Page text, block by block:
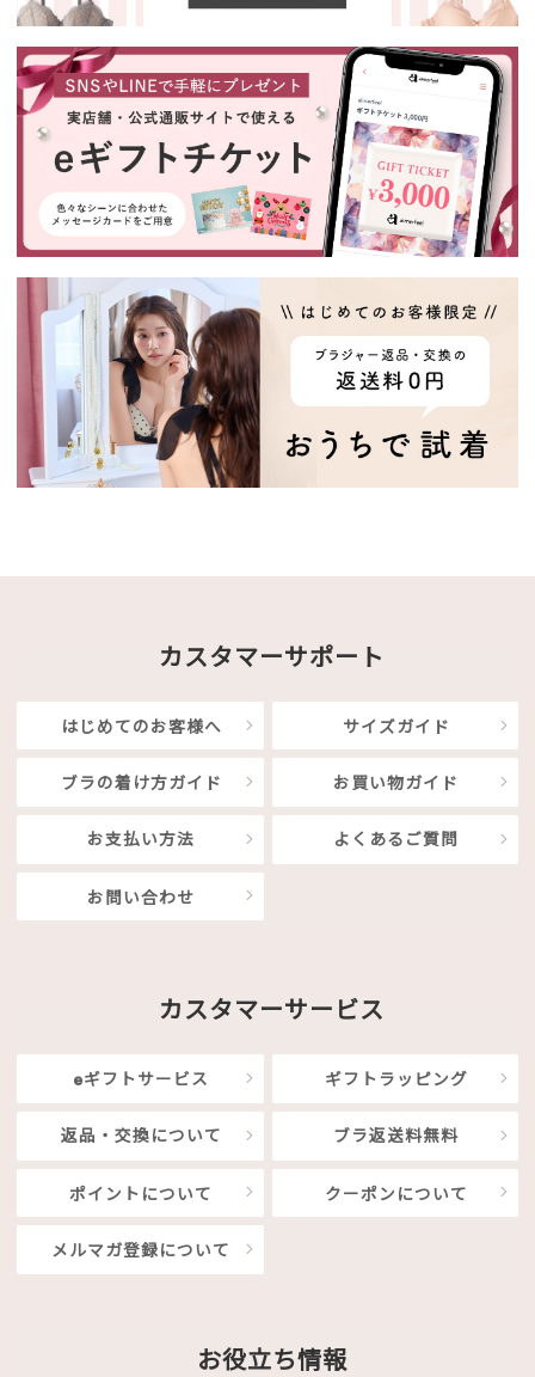
カスタマーサポート
はじめてのお客様へ サイズガイド
ブラの着け方ガイド お買い物ガイド
お支払い方法 よくあるご質問
お問い合わせ
カスタマーサービス
eギフトサービス ギフトラッピング
返品・交換について ブラ返送料無料
ポイントについて クーポンについて
メルマガ登録について
お役立ち情報